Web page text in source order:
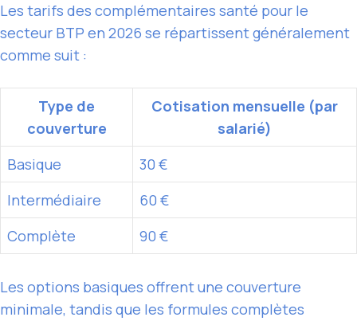
Les tarifs des complémentaires santé pour le
secteur BTP en 2026 se répartissent généralement
comme suit :
Type de
couverture
Cotisation mensuelle (par
salarié)
Basique
30 €
Intermédiaire
60 €
Complète
90 €
Les options basiques offrent une couverture
minimale, tandis que les formules complètes